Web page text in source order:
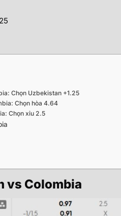
Chọn Uzbekistan +1.25
Chọn hòa 4.64
Chọn xỉu 2.5
vs Colombia